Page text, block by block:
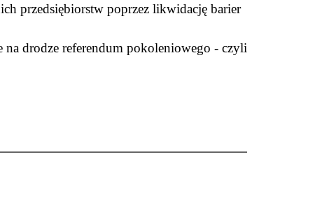
przedsiębiorstw poprzez likwidację barier
na drodze referendum pokoleniowego - czyli